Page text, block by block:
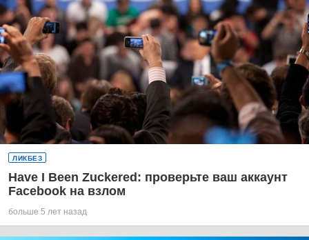
ЛИКБЕЗ
Have I Been Zuckered: проверьте ваш аккаунт
Facebook на взлом
больше 5 лет назад